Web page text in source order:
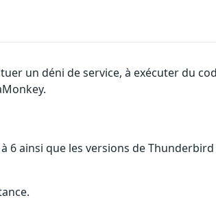
un déni de service, à exécuter du
ainsi que les versions de